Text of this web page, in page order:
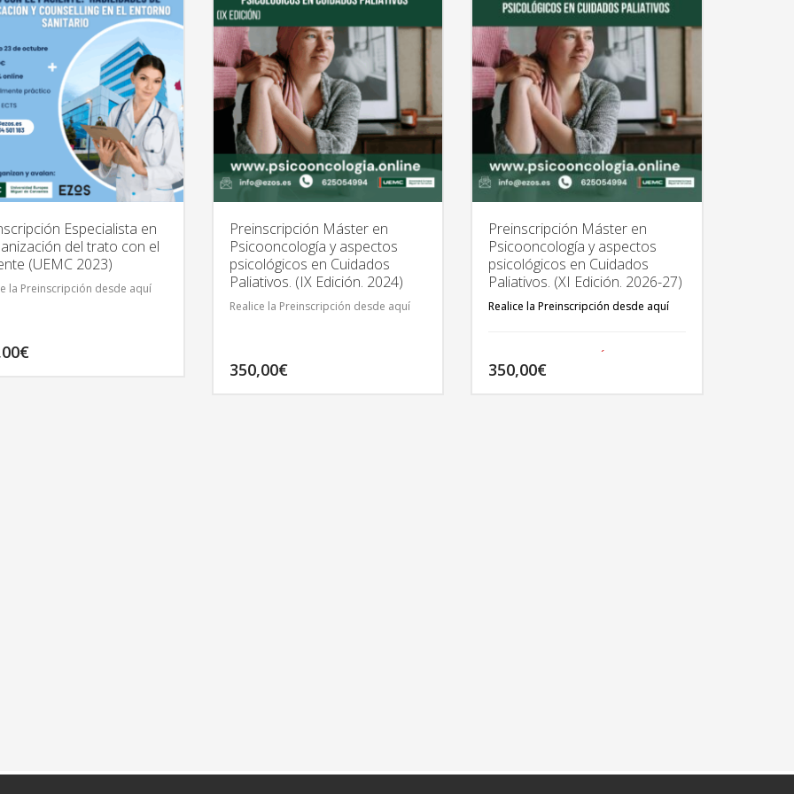
Especialista en
del trato con el
(UEMC 2023)
la Preinscripción desde aquí
€
Preinscripción Máster en
Psicooncología y aspectos
psicológicos en Cuidados
Paliativos. (IX Edición. 2024)
Realice la Preinscripción desde aquí
350,00€
Preinscripción Máster en
Psicooncología y aspectos
psicológicos en Cuidados
Paliativos. (XI Edición. 2026-27)
Realice la Preinscripción desde aquí
MÁSTER EN:
350,00€